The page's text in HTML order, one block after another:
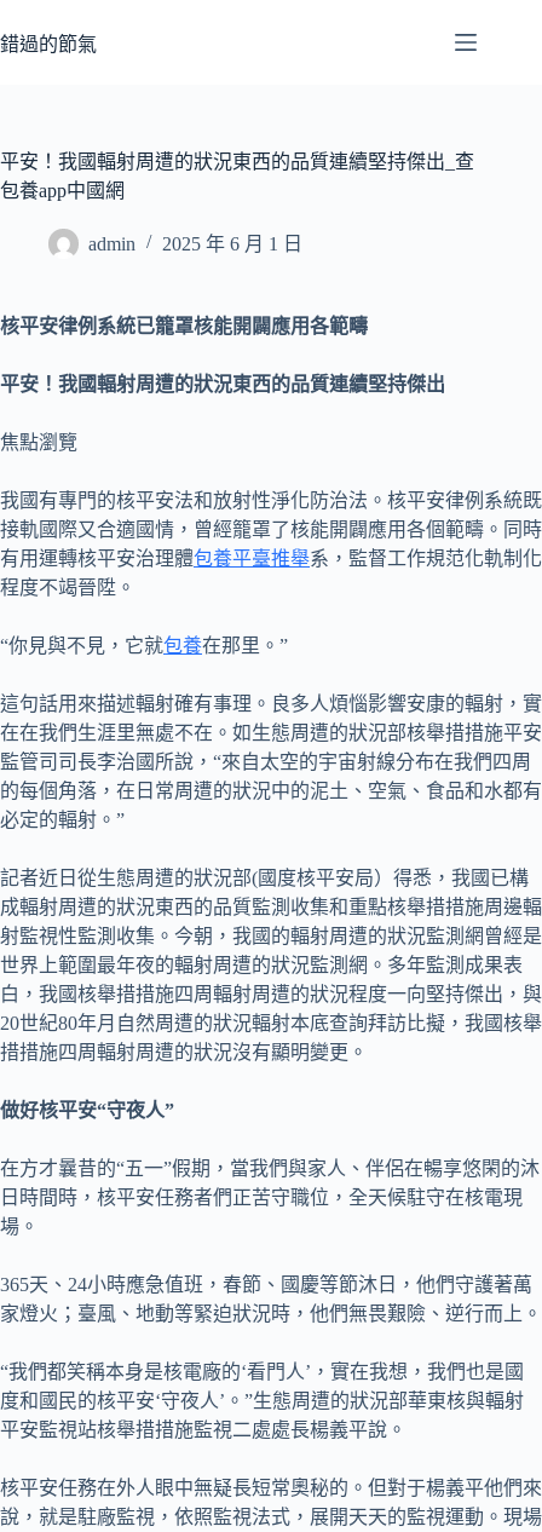
至
容
錯過的節氣
平安！我國輻射周遭的狀況東西的品質連續堅持傑出_查
包養app中國網
admin 2025 年 6 月 1 日
核平安律例系統已籠罩核能開闢應用各範疇
平安！我國輻射周遭的狀況東西的品質連續堅持傑出
焦點瀏覽
我國有專門的核平安法和放射性淨化防治法。核平安律例系統既
接軌國際又合適國情，曾經籠罩了核能開闢應用各個範疇。同時
有用運轉核平安治理體包養平臺推舉系，監督工作規范化軌制化
程度不竭晉陞。
“你見與不見，它就包養在那里。”
這句話用來描述輻射確有事理。良多人煩惱影響安康的輻射，實
在在我們生涯里無處不在。如生態周遭的狀況部核舉措措施平安
監管司司長李治國所說，“來自太空的宇宙射線分布在我們四周
的每個角落，在日常周遭的狀況中的泥土、空氣、食品和水都有
必定的輻射。”
記者近日從生態周遭的狀況部(國度核平安局）得悉，我國已構
成輻射周遭的狀況東西的品質監測收集和重點核舉措措施周邊輻
射監視性監測收集。今朝，我國的輻射周遭的狀況監測網曾經是
世界上範圍最年夜的輻射周遭的狀況監測網。多年監測成果表
白，我國核舉措措施四周輻射周遭的狀況程度一向堅持傑出，與
20世紀80年月自然周遭的狀況輻射本底查詢拜訪比擬，我國核舉
措措施四周輻射周遭的狀況沒有顯明變更。
做好核平安“守夜人”
在方才曩昔的“五一”假期，當我們與家人、伴侶在暢享悠閑的沐
日時間時，核平安任務者們正苦守職位，全天候駐守在核電現
場。
365天、24小時應急值班，春節、國慶等節沐日，他們守護著萬
家燈火；臺風、地動等緊迫狀況時，他們無畏艱險、逆行而上。
“我們都笑稱本身是核電廠的‘看門人’，實在我想，我們也是國
度和國民的核平安‘守夜人’。”生態周遭的狀況部華東核與輻射
平安監視站核舉措措施監視二處處長楊義平說。
核平安任務在外人眼中無疑長短常奧秘的。但對于楊義平他們來
說，就是駐廠監視，依照監視法式，展開天天的監視運動。現場